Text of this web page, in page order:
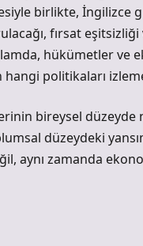
birlikte, İngilizce
fırsat
hükümetler
hangi politikaları
bireysel
düzeydeki
aynı zamanda